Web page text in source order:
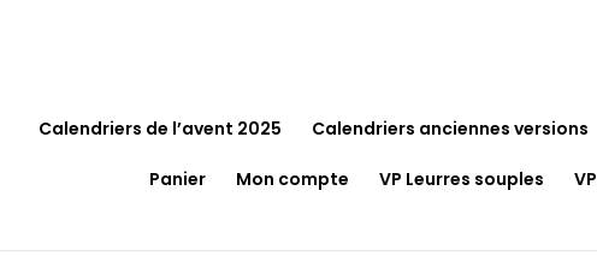
Calendriers de l’avent 2025 Calendriers anciennes versions
Panier Mon compte VP Leurres souples